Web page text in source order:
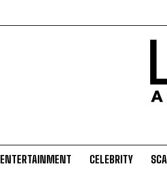
ENTERTAINMENT CELEBRITY